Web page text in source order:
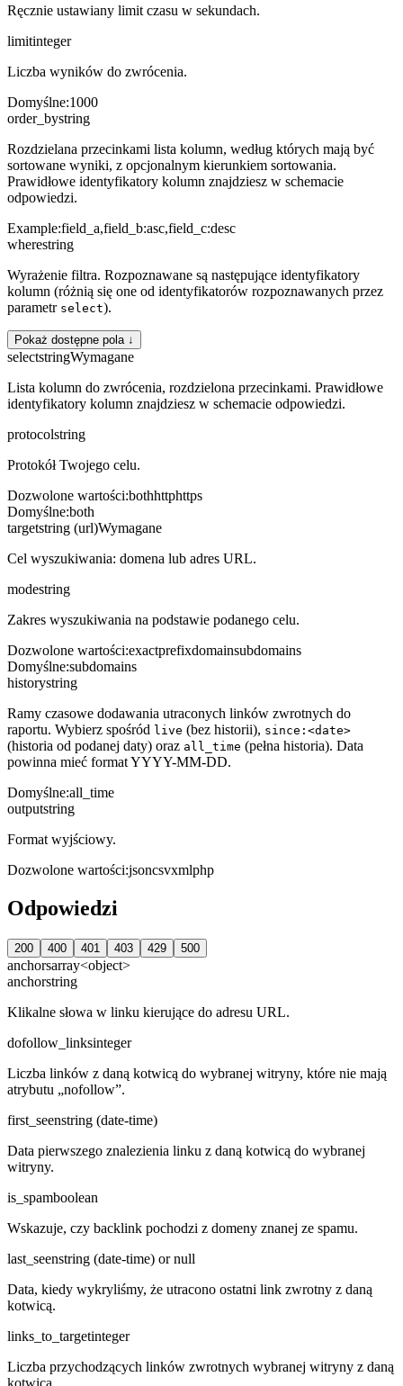
Ręcznie ustawiany limit czasu w sekundach.
limitinteger
Liczba wyników do zwrócenia.
Domyślne:1000
order_bystring
Rozdzielana przecinkami lista kolumn, według których mają być
sortowane wyniki, z opcjonalnym kierunkiem sortowania.
Prawidłowe identyfikatory kolumn znajdziesz w schemacie
odpowiedzi.
Example:field_a,field_b:asc,field_c:desc
wherestring
Wyrażenie filtra. Rozpoznawane są następujące identyfikatory
kolumn (różnią się one od identyfikatorów rozpoznawanych przez
parametr select).
Pokaż dostępne pola ↓
selectstringWymagane
Lista kolumn do zwrócenia, rozdzielona przecinkami. Prawidłowe
identyfikatory kolumn znajdziesz w schemacie odpowiedzi.
protocolstring
Protokół Twojego celu.
Dozwolone wartości:bothhttphttps
Domyślne:both
targetstring (url)Wymagane
Cel wyszukiwania: domena lub adres URL.
modestring
Zakres wyszukiwania na podstawie podanego celu.
Dozwolone wartości:exactprefixdomainsubdomains
Domyślne:subdomains
historystring
Ramy czasowe dodawania utraconych linków zwrotnych do
raportu. Wybierz spośród live (bez historii), since:<date>
(historia od podanej daty) oraz all_time (pełna historia). Data
powinna mieć format YYYY-MM-DD.
Domyślne:all_time
outputstring
Format wyjściowy.
Dozwolone wartości:jsoncsvxmlphp
Odpowiedzi
200 400 401 403 429 500
anchorsarray<object>
anchorstring
Klikalne słowa w linku kierujące do adresu URL.
dofollow_linksinteger
Liczba linków z daną kotwicą do wybranej witryny, które nie mają
atrybutu „nofollow”.
first_seenstring (date-time)
Data pierwszego znalezienia linku z daną kotwicą do wybranej
witryny.
is_spamboolean
Wskazuje, czy backlink pochodzi z domeny znanej ze spamu.
last_seenstring (date-time) or null
Data, kiedy wykryliśmy, że utracono ostatni link zwrotny z daną
kotwicą.
links_to_targetinteger
Liczba przychodzących linków zwrotnych wybranej witryny z daną
kotwicą.